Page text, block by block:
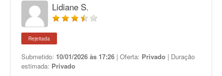
Lidiane S.
Rejeitada
Submetido: 10/01/2026 às 17:26 | Oferta: Privado | Duração
estimada: Privado